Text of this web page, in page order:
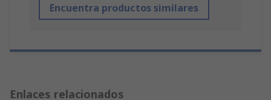
Encuentra productos similares
Enlaces relacionados